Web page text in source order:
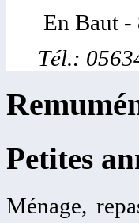
En Baut
Tél.:
Petites
Ménage,